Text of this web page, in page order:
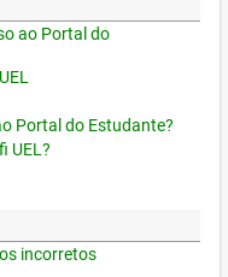
ao Portal do
Portal do Estudante?
UEL?
incorretos